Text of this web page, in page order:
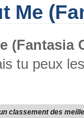
Me
(Fantasia
tu peux
classement des